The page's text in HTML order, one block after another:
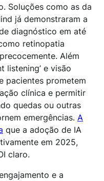
Soluções como as da
já demonstraram a
diagnóstico em até
retinopatia
Além
listening’ e visão
pacientes prometem
clínica e permitir
quedas ou outras
emergências. A
que a adoção de IA
em 2025,
claro.
e a